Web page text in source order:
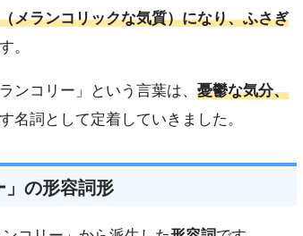
メランコリックな気質）になり、ふさぎ
。
ンコリー」という言葉は、 憂鬱な気分、
名詞として定着していきました。
」の形容詞形